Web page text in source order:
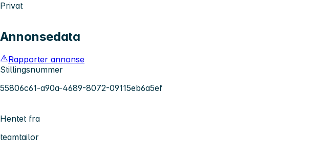
Privat
Annonsedata
Rapporter annonse
Stillingsnummer
55806c61-a90a-4689-8072-09115eb6a5ef
Hentet fra
teamtailor